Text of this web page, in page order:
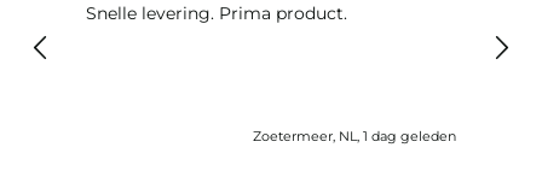
Snelle levering. Prima product.
Zoetermeer, NL, 1 dag geleden
lang